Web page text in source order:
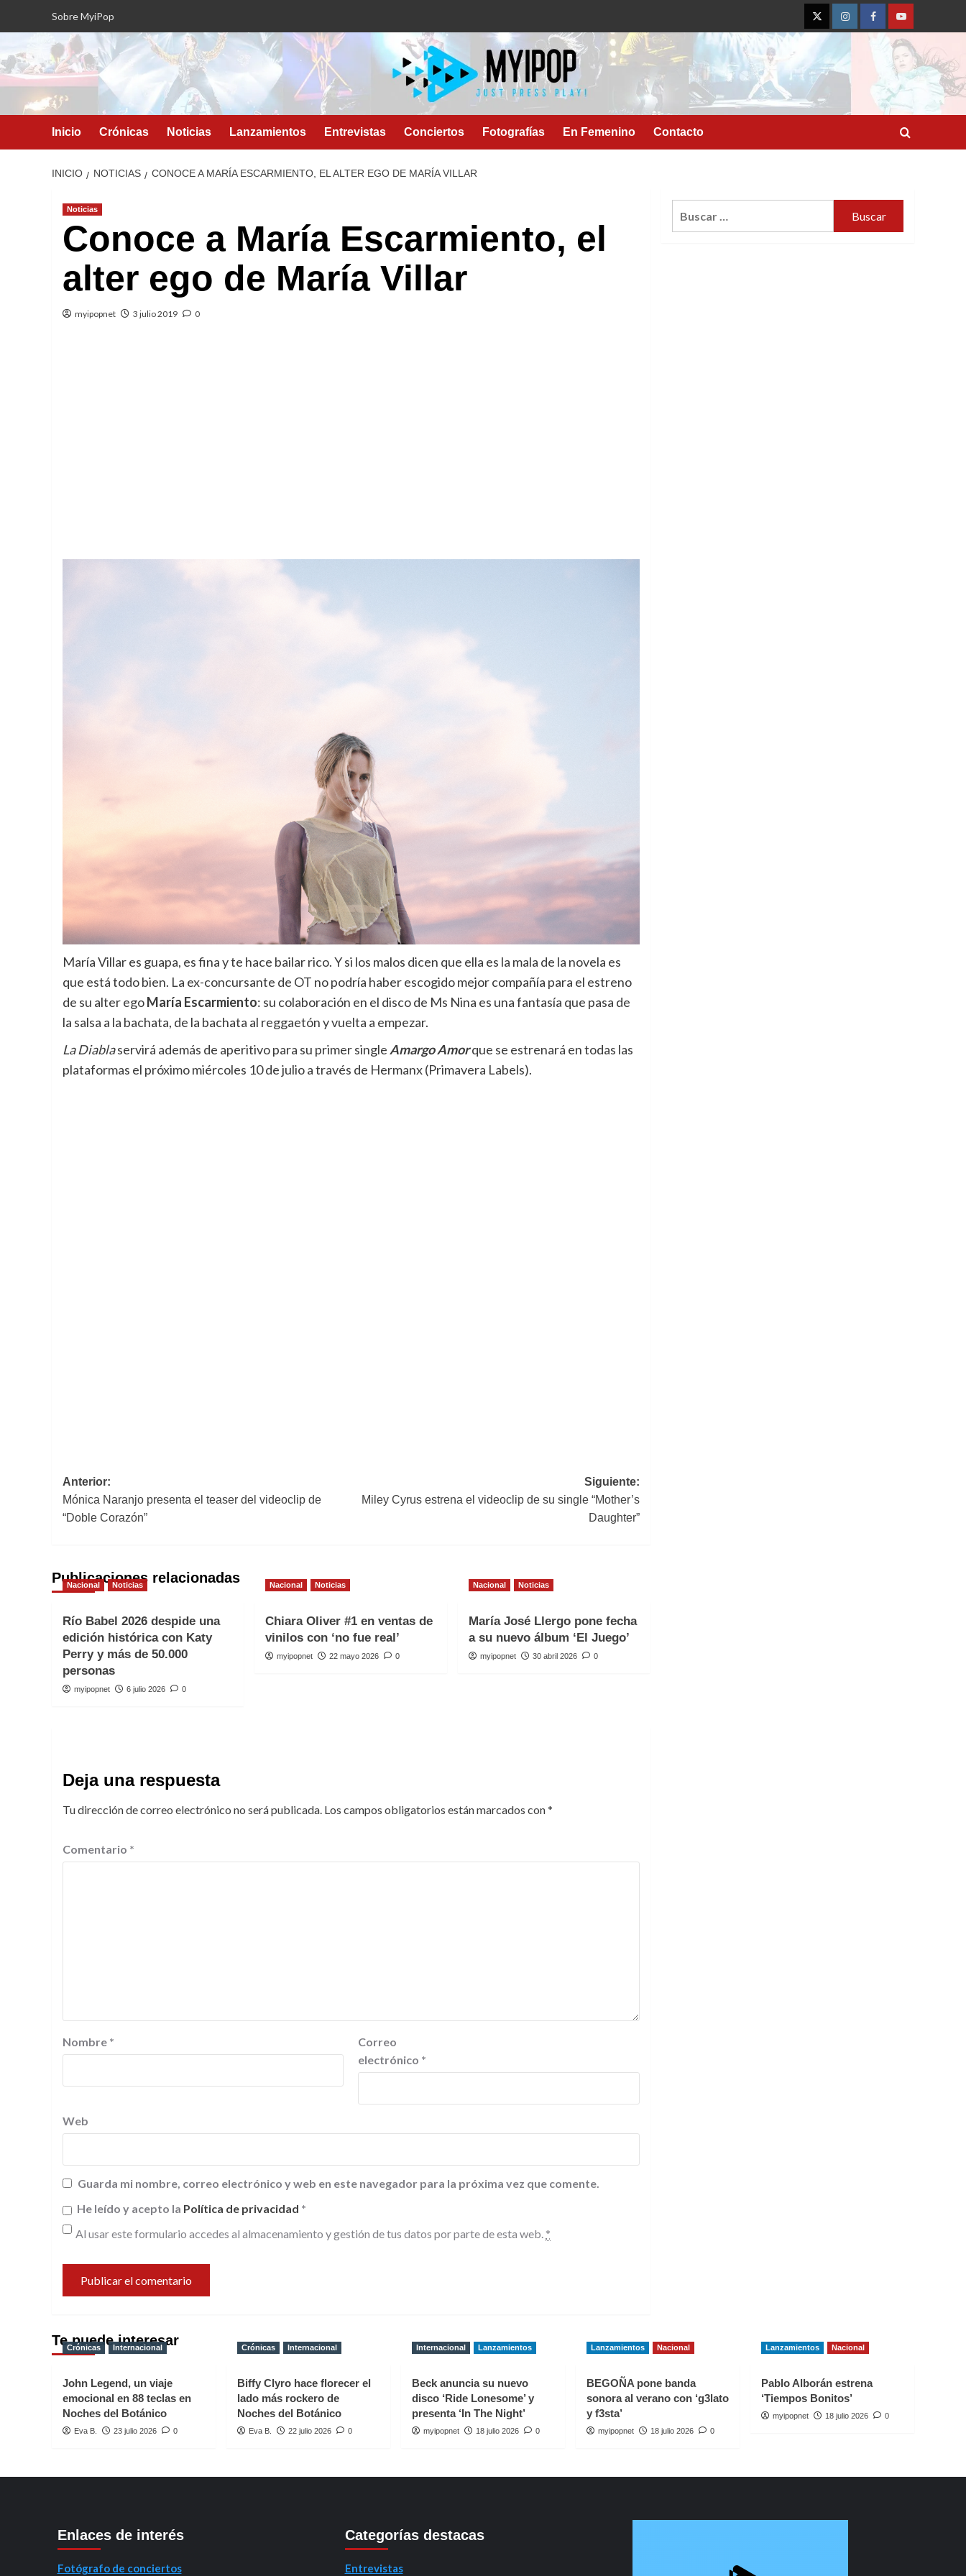
Sobre MyiPop
TwitterInstagramFacebookYouTube
Inicio Crónicas Noticias Lanzamientos Entrevistas Conciertos Fotografías En Femenino Contacto
INICIO NOTICIAS CONOCE A MARÍA ESCARMIENTO, EL ALTER EGO DE MARÍA VILLAR
Noticias
Conoce a María Escarmiento, el
alter ego de María Villar
myipopnet 3 julio 2019 0
María Villar es guapa, es fina y te hace bailar rico. Y si los malos dicen que ella es la mala de la novela es
que está todo bien. La ex-concursante de OT no podría haber escogido mejor compañía para el estreno
de su alter egoMaría Escarmiento: su colaboración en el disco de Ms Nina es una fantasía que pasa de
la salsa a la bachata, de la bachata al reggaetón y vuelta a empezar.
La Diablaservirá además de aperitivo para su primer single Amargo Amorque se estrenará en todas las
plataformas el próximo miércoles 10 de julio a través de Hermanx (Primavera Labels).
Navegación
de
Anterior:
Mónica Naranjo presenta el teaser del videoclip de
“Doble Corazón”
Siguiente:
Miley Cyrus estrena el videoclip de su single “Mother’s
Daughter”
Publicaciones relacionadas
Nacional Noticias
Río Babel 2026 despide una
edición histórica con Katy
Perry y más de 50.000
personas
myipopnet 6 julio 2026 0
Nacional Noticias
Chiara Oliver #1 en ventas de
vinilos con ‘no fue real’
myipopnet 22 mayo 2026 0
Nacional Noticias
María José Llergo pone fecha
a su nuevo álbum ‘El Juego’
myipopnet 30 abril 2026 0
Deja una respuesta
Tu dirección de correo electrónico no será publicada. Los campos obligatorios están marcados con*
Comentario *
Nombre *
Correo
electrónico *
Web
Guarda mi nombre, correo electrónico y web en este navegador para la próxima vez que comente.
He leído y acepto la Política de privacidad *
Al usar este formulario accedes al almacenamiento y gestión de tus datos por parte de esta web. *
Te puede interesar
Crónicas Internacional
John Legend, un viaje
emocional en 88 teclas en
Noches del Botánico
Eva B. 23 julio 2026 0
Crónicas Internacional
Biffy Clyro hace florecer el
lado más rockero de
Noches del Botánico
Eva B. 22 julio 2026 0
Internacional Lanzamientos
Beck anuncia su nuevo
disco ‘Ride Lonesome’ y
presenta ‘In The Night’
myipopnet 18 julio 2026 0
Lanzamientos Nacional
BEGOÑA pone banda
sonora al verano con ‘g3lato
y f3sta’
myipopnet 18 julio 2026 0
Lanzamientos Nacional
Pablo Alborán estrena
‘Tiempos Bonitos’
myipopnet 18 julio 2026 0
Enlaces de interés
Fotógrafo de conciertos
Categorías destacas
Entrevistas